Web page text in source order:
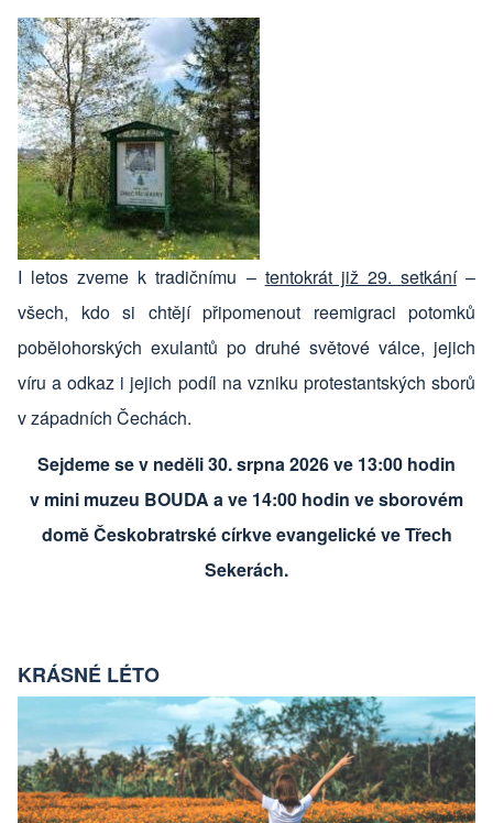
I letos zveme k tradičnímu – tentokrát již 29. setkání–
všech, kdo si chtějí připomenout reemigraci potomků
pobělohorských exulantů po druhé světové válce, jejich
víru a odkaz i jejich podíl na vzniku protestantských sborů
v západních Čechách.
Sejdeme se v neděli 30. srpna 2026 ve 13:00 hodin
v mini muzeu BOUDA a ve 14:00 hodin ve sborovém
domě Českobratrské církve evangelické ve Třech
Sekerách.
KRÁSNÉ LÉTO